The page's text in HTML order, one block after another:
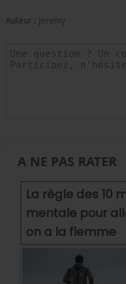
Auteur : Jeremy
A NE PAS RATER
La règle des 10
mentale pour
on a la flemme